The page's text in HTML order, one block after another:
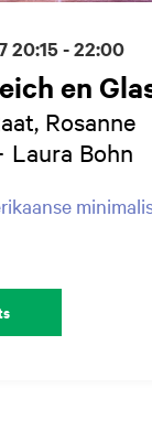
en
Rosanne
Laura Bohn
20:15 - 22:00